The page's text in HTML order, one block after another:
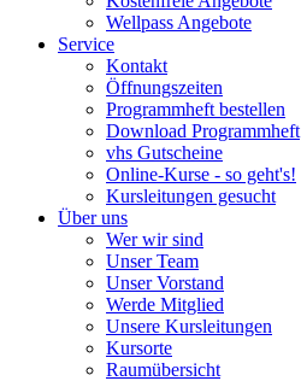
Wellpass Angebote
Service
Kontakt
Öffnungszeiten
Programmheft bestellen
Download Programmheft
vhs Gutscheine
Online-Kurse - so geht's!
Kursleitungen gesucht
Über uns
Wer wir sind
Unser Team
Unser Vorstand
Werde Mitglied
Unsere Kursleitungen
Kursorte
Raumübersicht